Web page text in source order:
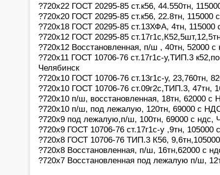
?720х22 ГОСТ 20295-85 ст.к56, 44.550тн,
?720х20 ГОСТ 20295-85 ст.к56, 22.8тн, 115000
?720х18 ГОСТ 20295-85 ст.13ХФА, 4тн, 115000
?720х12 ГОСТ 20295-85
?720х12 Восстановленная, п/ш , 40тн, 52000 с
?720х11 ГОСТ 10706-76 ст.17г1с-у,ТИП.3
Челябинск
?720х10 ГОСТ 10706-76 ст.13г1с-у, 23,760тн,
?720х10 ГОСТ 10706-76 ст.09г2с,ТИП.3, 47тн,
?720х10 п/ш, восстановленная, 18тн, 62000 с
?720х10 п/ш, под лежалую, 120тн, 69000 с
?720х9 под лежалую,п/ш, 100тн, 69000 с ндс,
?720х9 ГОСТ 10706-76 ст.17г1с-у ,9тн, 105000
?720х8 ГОСТ 10706-76 ТИП.3 К56,
?720х8 Восстановленная, п/ш, 16тн,62000 с
?720х7 Восстановленная под лежалую п/ш,